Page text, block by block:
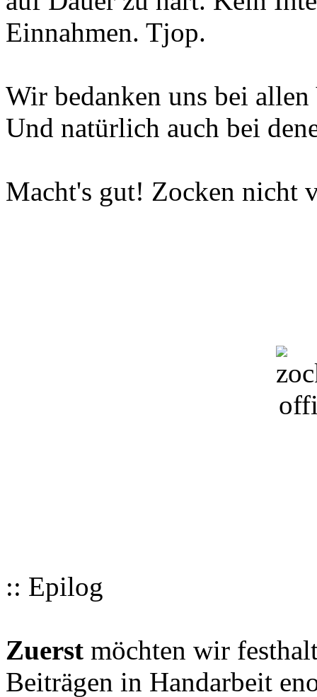
Einnahmen. Tjop.
Wir bedanken uns bei
Und natürlich auch bei
Macht's gut! Zocken nicht
:: Epilog
Zuerst möchten wir
Beiträgen in Handarbeit